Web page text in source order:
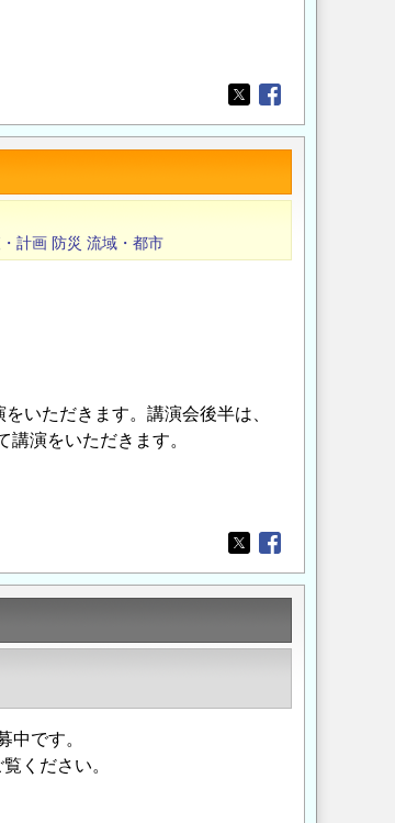
Opens in a new
Opens in a new
計画 防災 流域・都市
いただきます。講演会後半は、
演をいただきます。
Opens in a new
Opens in a new
中です。
ください。